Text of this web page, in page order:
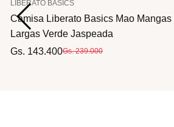
LIBERATO BASICS
Camisa Liberato Basics Mao Mangas
Largas Verde Jaspeada
Gs. 143.400Gs. 239.000